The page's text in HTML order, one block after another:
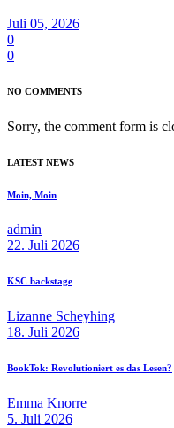
Juli 05, 2026
0
0
NO COMMENTS
Sorry, the comment form is
LATEST NEWS
Moin, Moin
admin
22. Juli 2026
KSC backstage
Lizanne Scheyhing
18. Juli 2026
BookTok: Revolutioniert es das Lesen?
Emma Knorre
5. Juli 2026